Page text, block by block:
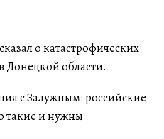
о катастрофических
Донецкой области.